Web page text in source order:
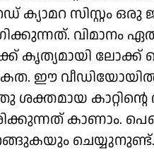
സിസ്റ്റം ഒരു
വിമാനം
കൃത്യമായി
ഈ
കാറ്റിന്റെ
കാണാം.
ചെയ്യുനുണ്ട്.